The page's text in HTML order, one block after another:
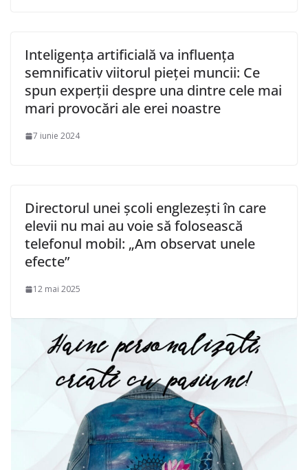
Inteligența artificială va influența
semnificativ viitorul pieței muncii: Ce
spun experții despre una dintre cele mai
mari provocări ale erei noastre
7 iunie 2024
Directorul unei școli englezești în care
elevii nu mai au voie să folosească
telefonul mobil: „Am observat unele
efecte”
12 mai 2025